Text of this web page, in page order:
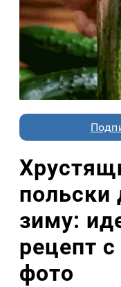
польски
зиму:
рецепт
фото